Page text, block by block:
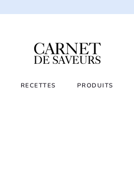
RECETTES PRODUITS